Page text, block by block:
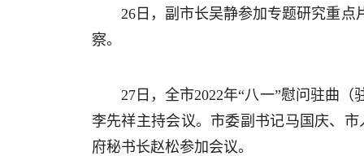
26日，副市长吴静参加专题研究重
察。
27日，全市2022年“八一”慰问驻曲
李先祥主持会议。市委副书记马国庆、
府秘书长赵松参加会议。